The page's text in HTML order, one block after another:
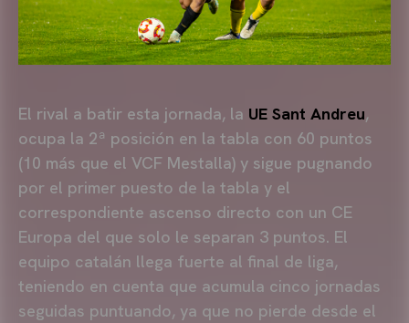
El rival a batir esta jornada, la UE Sant Andreu,
ocupa la 2ª posición en la tabla con 60 puntos
(10 más que el VCF Mestalla) y sigue pugnando
por el primer puesto de la tabla y el
correspondiente ascenso directo con un CE
Europa del que solo le separan 3 puntos. El
equipo catalán llega fuerte al final de liga,
teniendo en cuenta que acumula cinco jornadas
seguidas puntuando, ya que no pierde desde el